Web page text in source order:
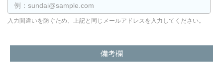
入力間違いを防ぐため、上記と同じメールアドレスを入力してください。
備考欄